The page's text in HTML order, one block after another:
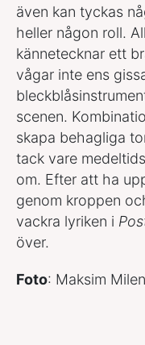
även kan tyckas
heller någon roll.
kännetecknar ett
vågar inte ens
scenen.
skapa behagliga
tack vare
om. Efter att ha
genom kroppen
vackra lyriken i
över.
Foto: Maksim